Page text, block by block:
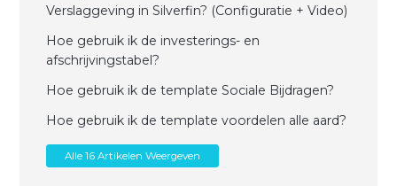
Verslaggeving in Silverfin? (Configuratie + Video)
Hoe gebruik ik de investerings- en
afschrijvingstabel?
Hoe gebruik ik de template Sociale Bijdragen?
Hoe gebruik ik de template voordelen alle aard?
Alle 16 Artikelen Weergeven